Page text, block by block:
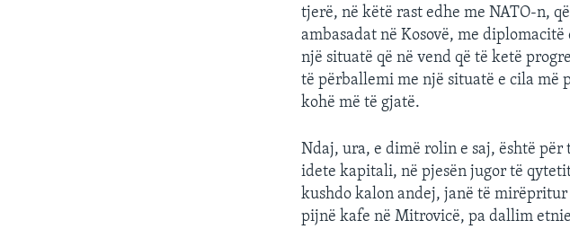
tjerë, në këtë rast edhe me NATO-n,
ambasadat në Kosovë, me
një situatë që në vend që të ketë
të përballemi me një situatë e cila më
kohë më të gjatë.
Ndaj, ura, e dimë rolin e saj, është
idete kapitali, në pjesën jugor të
kushdo kalon andej, janë të
pijnë kafe në Mitrovicë, pa dallim